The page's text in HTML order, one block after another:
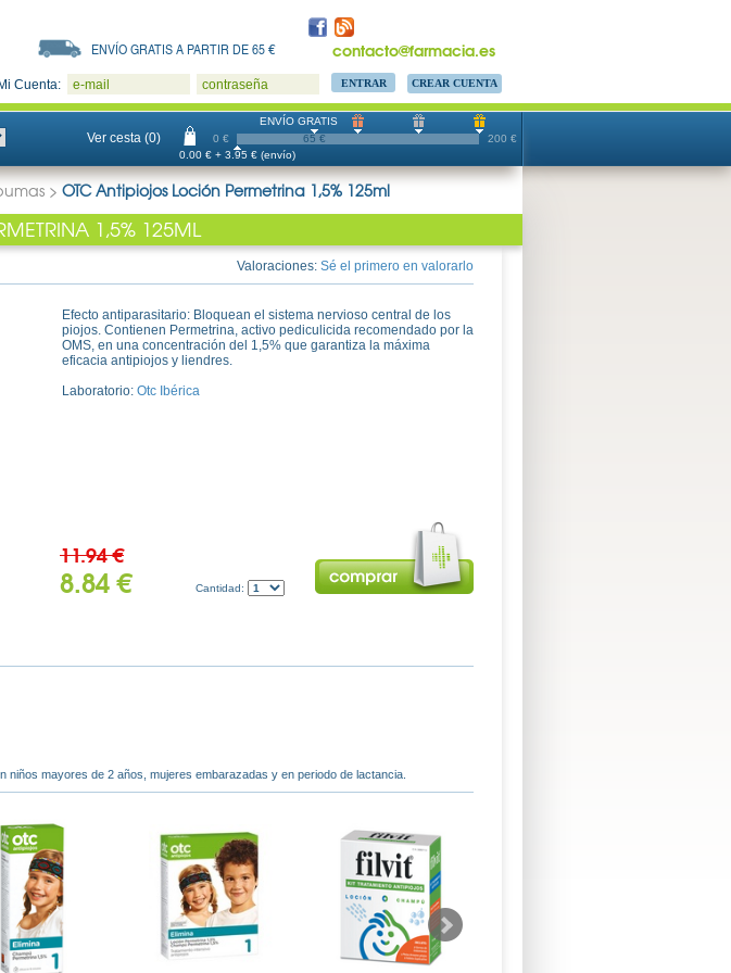
contacto@farmacia.es
ENVÍO GRATIS A PARTIR DE 65 €
Cuenta: e-mail contraseña CREAR CUENTA
Ver cesta (0) 0 € 200 €
ENVÍO GRATIS
65 €
0.00 € + 3.95 € (envío)
> OTC Antipiojos Loción Permetrina 1,5% 125ml
1,5% 125ML
Valoraciones: Sé el primero en valorarlo
Efecto antiparasitario: Bloquean el sistema nervioso central de los
piojos. Contienen Permetrina, activo pediculicida recomendado por la
OMS, en una concentración del 1,5% que garantiza la máxima
eficacia antipiojos y liendres.
Laboratorio: Otc Ibérica
11.94 €
8.84 € Cantidad:
niños mayores de 2 años, mujeres embarazadas y en periodo de lactancia.